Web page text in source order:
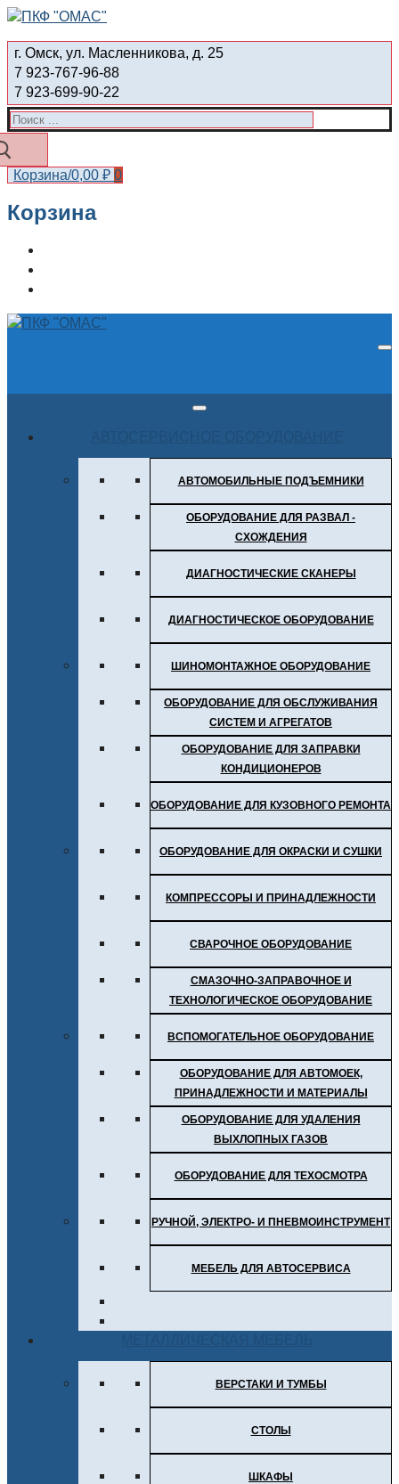
Перейти
содержимому
Меню
Закрыть
г. Омск, ул. Масленникова, д. 25
7 923-767-96-88
7 923-699-90-22
Найти:
Корзина/0,00 ₽ 0
Корзина
АВТОМОБИЛЬНЫЕ ПОДЪЕМНИКИ
ОБОРУДОВАНИЕ ДЛЯ РАЗВАЛ -
СХОЖДЕНИЯ
ДИАГНОСТИЧЕСКИЕ СКАНЕРЫ
ДИАГНОСТИЧЕСКОЕ ОБОРУДОВАНИЕ
ШИНОМОНТАЖНОЕ ОБОРУДОВАНИЕ
ОБОРУДОВАНИЕ ДЛЯ ОБСЛУЖИВАНИЯ
СИСТЕМ И АГРЕГАТОВ
ОБОРУДОВАНИЕ ДЛЯ ЗАПРАВКИ
КОНДИЦИОНЕРОВ
ОБОРУДОВАНИЕ ДЛЯ КУЗОВНОГО РЕМОНТА
ОБОРУДОВАНИЕ ДЛЯ ОКРАСКИ И СУШКИ
КОМПРЕССОРЫ И ПРИНАДЛЕЖНОСТИ
СВАРОЧНОЕ ОБОРУДОВАНИЕ
СМАЗОЧНО-ЗАПРАВОЧНОЕ И
ТЕХНОЛОГИЧЕСКОЕ ОБОРУДОВАНИЕ
ВСПОМОГАТЕЛЬНОЕ ОБОРУДОВАНИЕ
ОБОРУДОВАНИЕ ДЛЯ АВТОМОЕК,
ПРИНАДЛЕЖНОСТИ И МАТЕРИАЛЫ
ОБОРУДОВАНИЕ ДЛЯ УДАЛЕНИЯ
ВЫХЛОПНЫХ ГАЗОВ
ОБОРУДОВАНИЕ ДЛЯ ТЕХОСМОТРА
РУЧНОЙ, ЭЛЕКТРО- И ПНЕВМОИНСТРУМЕНТ
МЕБЕЛЬ ДЛЯ АВТОСЕРВИСА
ВЕРСТАКИ И ТУМБЫ
СТОЛЫ
ШКАФЫ